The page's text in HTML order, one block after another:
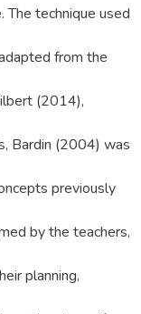
technique used
from the
(2014),
Bardin (2004) was
previously
by the teachers,
planning,